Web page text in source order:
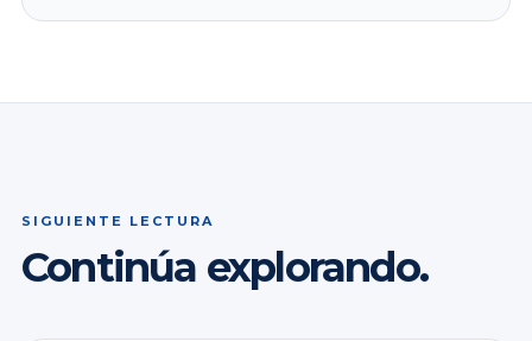
SIGUIENTE LECTURA
Continúa explorando.